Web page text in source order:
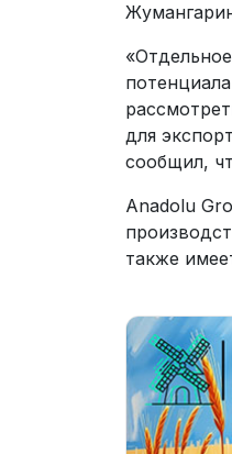
для
сообщил,
Anadolu
также